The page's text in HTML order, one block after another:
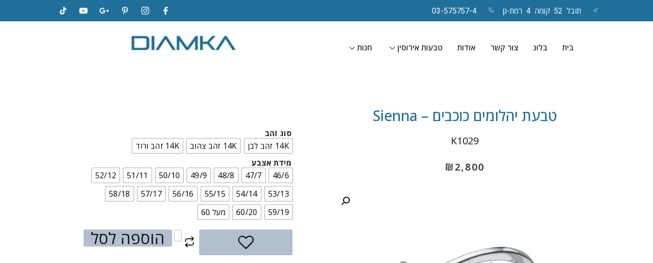
תובל 52 קומה 4 רמת-גן 03-575757-4
בית בלוג צור קשר אודות טבעות אירוסין חנות
טבעת יהלומים כוכבים – Sienna
K1029
₪2,800
סוג זהב
14K זהב לבן
14K זהב צהוב
14K זהב ורוד
מידת אצבע
46/6
47/7
48/8
49/9
50/10
51/11
52/12
53/13
54/14
55/15
56/16
57/17
58/18
59/19
60/20 מעל 60
הוספה לסל